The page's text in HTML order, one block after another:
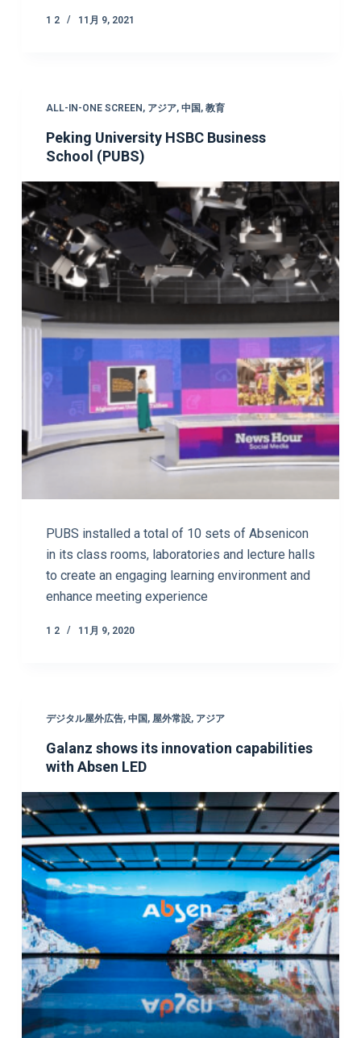
1 2 11月 9, 2021
ALL-IN-ONE SCREEN , アジア, 中国 , 教育
Peking University HSBC Business
School (PUBS)
PUBS installed a total of 10 sets of Absenicon
in its class rooms, laboratories and lecture halls
to create an engaging learning environment and
enhance meeting experience
1 2 11月 9, 2020
デジタル屋外広告, 中国 , 屋外常設, アジア
Galanz shows its innovation capabilities
with Absen LED